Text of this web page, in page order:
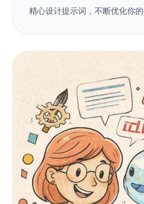
精心设计提示词，不断优化你的